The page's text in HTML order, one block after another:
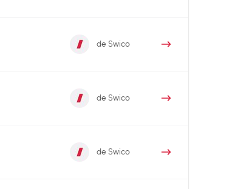
de Swico
de Swico
de Swico